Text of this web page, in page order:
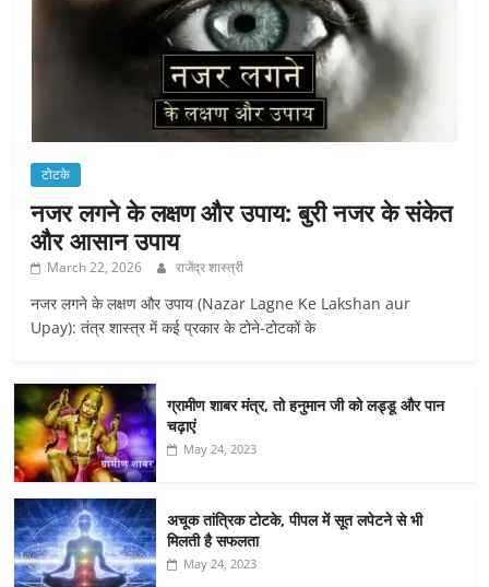
टोटके
नजर लगने के लक्षण और उपाय: बुरी नजर के संकेत
और आसान उपाय
March 22, 2026 राजेंद्र शास्त्री
नजर लगने के लक्षण और उपाय (Nazar Lagne Ke Lakshan aur
Upay): तंत्र शास्त्र में कई प्रकार के टोने-टोटकों के
ग्रामीण शाबर मंत्र, तो हनुमान जी को लड्डू और पान
चढ़ाएं
May 24, 2023
अचूक तांत्रिक टोटके, पीपल में सूत लपेटने से भी
मिलती है सफलता
May 24, 2023